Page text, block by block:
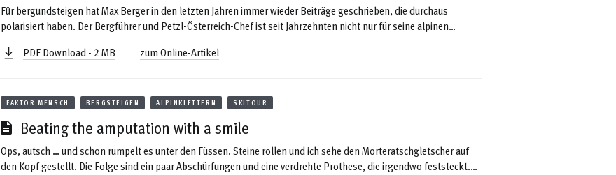
Für bergundsteigen hat Max Berger in den letzten Jahren immer wieder Beiträge geschrieben, die durchaus
polarisiert haben. Der Bergführer und Petzl-Österreich-Chef ist seit Jahrzehnten nicht nur für seine alpinen
sondern auch für sein umfangreiches Fachwissen, das er immer offen und direkt formuliert ...
PDF Download - 2 MB zum Online-Artikel
FAKTOR MENSCH BERGSTEIGEN ALPINKLETTERN SKITOUR
Beating the amputation with a smile
Ops, autsch … und schon rumpelt es unter den Füssen. Steine rollen und ich sehe den Morteratschgletscher auf
den Kopf gestellt. Die Folge sind ein paar Abschürfungen und eine verdrehte Prothese, die irgendwo feststeckt.